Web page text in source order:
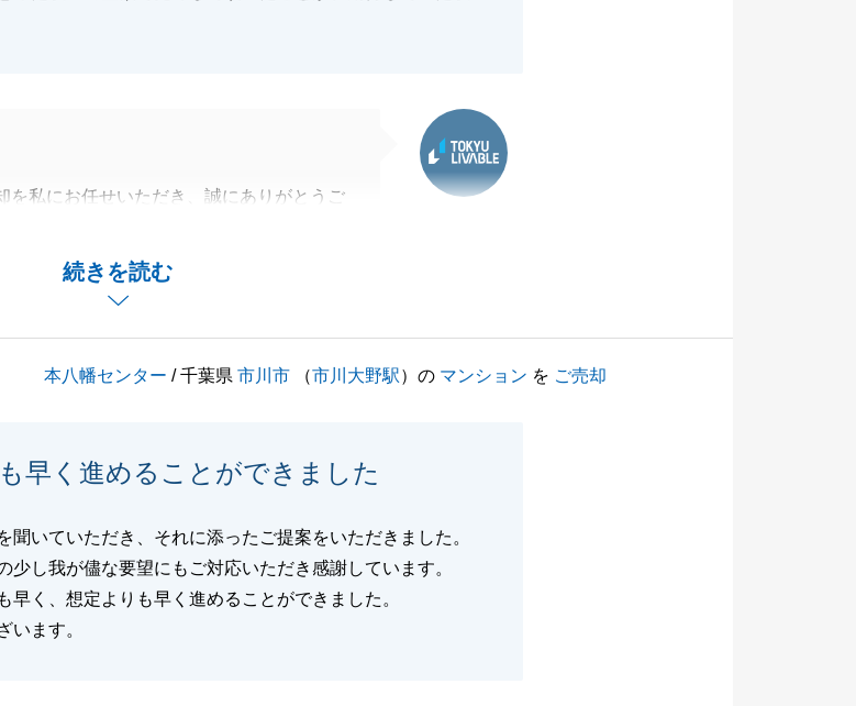
続きを読む
を私にお任せいただき、誠にありがとうご
大変励みになります。
たと存じますが、一つひとつ疑問を解消し
ざいましたら、いつでもお気軽にご連絡下
。
本八幡センター / 千葉県市川市 （市川大野駅）の マンション を ご売却
早く進めることができました
聞いていただき、それに添ったご提案をいただきました。
少し我が儘な要望にもご対応いただき感謝しています。
早く、想定よりも早く進めることができました。
います。